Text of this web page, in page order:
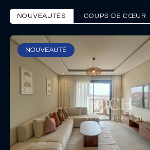
NOUVEAUTÉS COUPS DE CŒUR
NOUVEAUTÉ